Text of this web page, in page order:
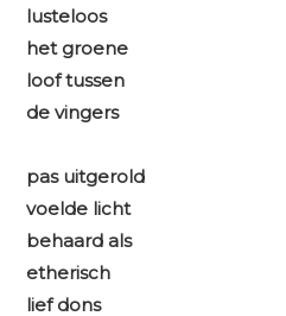
lusteloos
het groene
loof tussen
de vingers
pas uitgerold
voelde licht
behaard als
etherisch
lief dons